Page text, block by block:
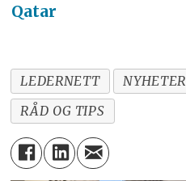
Qatar
LEDERNETT NYHETER
RÅD OG TIPS